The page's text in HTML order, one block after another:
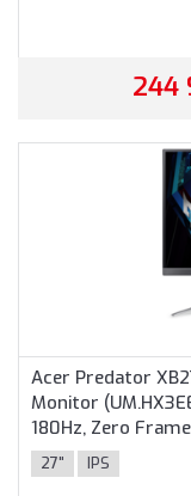
244
Acer Predator
Monitor
180Hz, Zero
DisplayPort,
27" IPS